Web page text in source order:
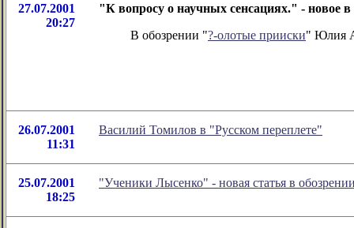
27.07.2001
20:27
"К вопросу о научных сенсациях." - новое
В обозрении "?-олотые прииски" Юлия
26.07.2001
11:31
Василий Томилов в "Русском переплете"
25.07.2001
18:25
"Ученики Лысенко" - новая статья в